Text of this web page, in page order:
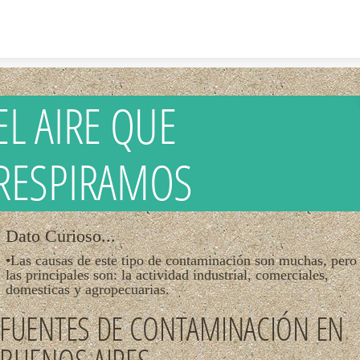
AIRE QUE
Dato Curioso...
•Las causas de este tipo de contaminación son muchas, pero
las principales son: la actividad industrial, comerciales,
domesticas y agropecuarias.
FUENTES DE CONTAMINACIÓN EN